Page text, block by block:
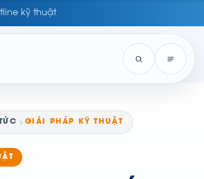
kỹ thuật
GIẢI PHÁP KỸ THUẬT